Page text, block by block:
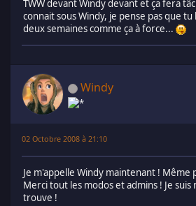
TWW devant Windy devant et ça fera
connait sous Windy, je pense pas que
deux semaines comme ça à force...
Windy
02 Octobre 2008 à 21:10
Je m'appelle Windy maintenant ! Même
Merci tout les modos et admins ! Je suis
trouve !